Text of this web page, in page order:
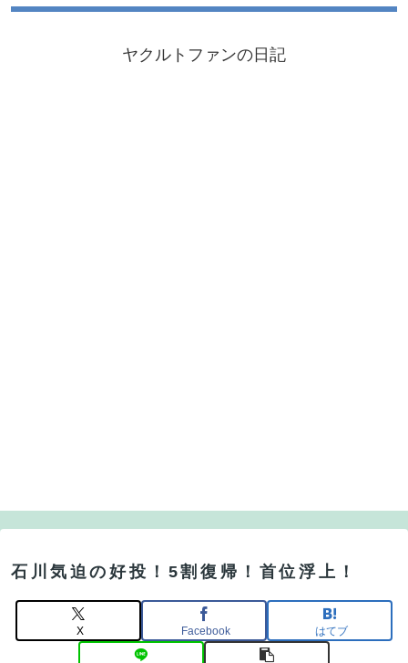
ヤクルトファンの日記
石川気迫の好投！5割復帰！首位浮上！
X Facebook はてブ